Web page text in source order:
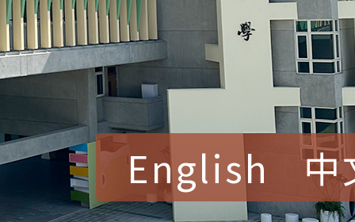
English 中
賀！本校參加桃園市中